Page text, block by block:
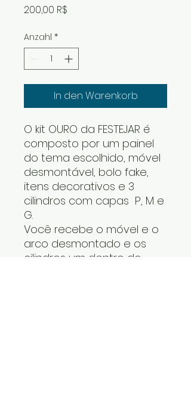
200,00 R$
Anzahl *
In den Warenkorb
O kit OURO da FESTEJAR é
composto por um painel
do tema escolhido, móvel
desmontável, bolo fake,
itens decorativos e 3
cilindros com capas P, M e
G.
Você recebe o móvel e o
arco desmontado e os
cilindros um dentro do